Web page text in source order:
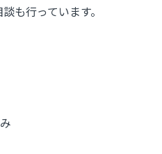
も行っています。